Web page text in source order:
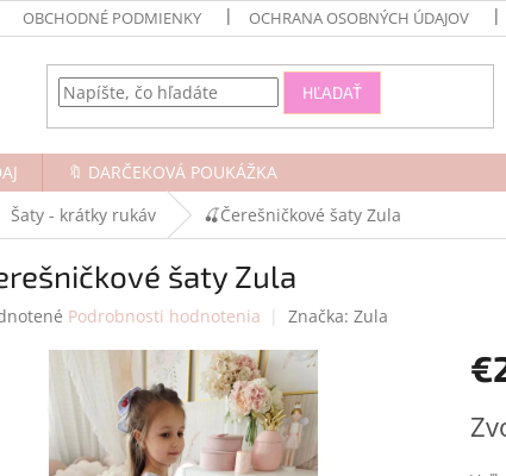
OBCHODNÉ PODMIENKY OCHRANA OSOBNÝCH ÚDAJOV
HĽADAŤ
🔖 DARČEKOVÁ POUKÁŽKA
Šaty - krátky rukáv 🍒Čerešničkové šaty Zula
šaty Zula
Podrobnosti hodnotenia Značka: Zula